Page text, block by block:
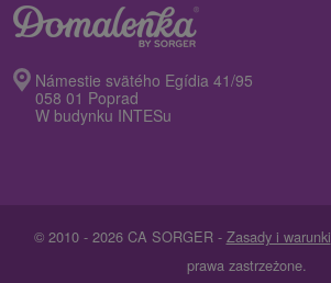
Námestie svätého Egídia 41/95
058 01 Poprad
W budynku INTESu
© 2010 - 2026 CA SORGER - Zasady i warunki
prawa zastrzeżone.